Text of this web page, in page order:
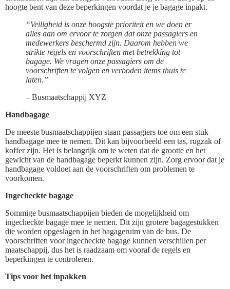
hoogte bent van deze beperkingen voordat je je bagage inpakt.
“Veiligheid is onze hoogste prioriteit en we doen er
alles aan om ervoor te zorgen dat onze passagiers en
medewerkers beschermd zijn. Daarom hebben we
strikte regels en voorschriften met betrekking tot
bagage. We vragen onze passagiers om de
voorschriften te volgen en verboden items thuis te
laten.”
– Busmaatschappij XYZ
Handbagage
De meeste busmaatschappijen staan passagiers toe om een stuk
handbagage mee te nemen. Dit kan bijvoorbeeld een tas, rugzak of
koffer zijn. Het is belangrijk om te weten dat de grootte en het
gewicht van de handbagage beperkt kunnen zijn. Zorg ervoor dat je
handbagage voldoet aan de voorschriften om problemen te
voorkomen.
Ingecheckte bagage
Sommige busmaatschappijen bieden de mogelijkheid om
ingecheckte bagage mee te nemen. Dit zijn grotere bagagestukken
die worden opgeslagen in het bagageruim van de bus. De
voorschriften voor ingecheckte bagage kunnen verschillen per
maatschappij, dus het is raadzaam om vooraf de regels en
beperkingen te controleren.
Tips voor het inpakken